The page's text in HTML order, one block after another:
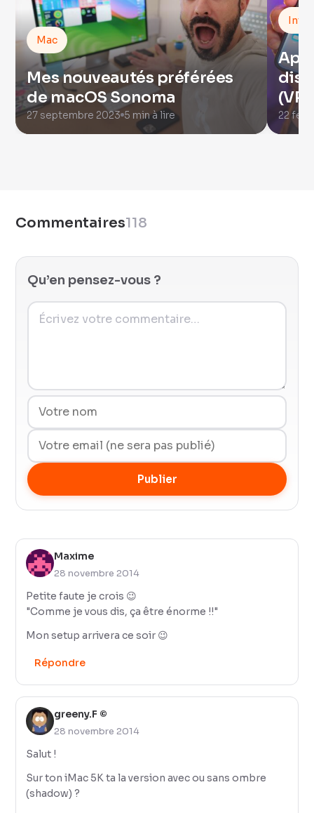
Mac
Mes nouveautés préférées
de macOS Sonoma
27 septembre 2023 5 min à lire 22
Commentaires118
Qu’en pensez-vous ?
Publier
Maxime
28 novembre 2014
Petite faute je crois 😉
"Comme je vous dis, ça être énorme !!"
Mon setup arrivera ce soir 😉
Répondre
greeny.F ©
28 novembre 2014
Salut !
Sur ton iMac 5K ta la version avec ou sans ombre
(shadow) ?